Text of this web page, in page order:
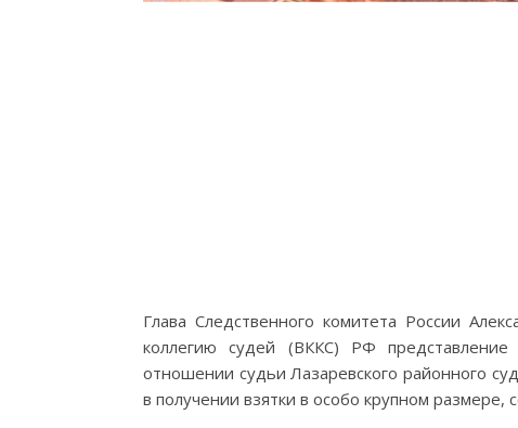
Глава Следственного комитета России
коллегию судей (ВККС) РФ
отношении судьи Лазаревского районного
в получении взятки в особо крупном